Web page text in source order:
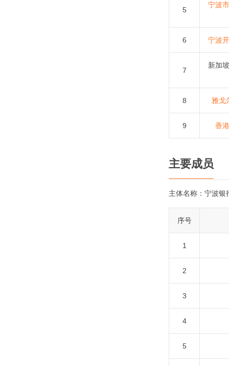
5
宁波
6 宁波
7
新加
8 雅戈
9 香
主要成员
主体名称： 宁波银
序号
1
2
3
4
5